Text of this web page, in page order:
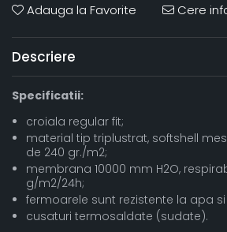
Adauga la Favorite Cere
Descriere
Specificatii:
croiala regular fit;
material tip triplustrat, softshell
de 240 gr./m2;
membrana 10000 mm H2O,
g/m2/24h;
fermoarele sunt rezistente la apa
cusaturi termosaldate (sudate).